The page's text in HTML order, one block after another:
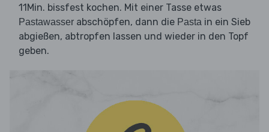
11Min. bissfest kochen. Mit einer Tasse etwas
Pastawasser abschöpfen, dann die Pasta in ein Sieb
abgießen, abtropfen lassen und wieder in den Topf
geben.